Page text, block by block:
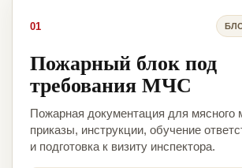
01
Пожарный блок под
требования МЧС
Пожарная документация для мясного
приказы, инструкции, обучение
и подготовка к визиту инспектора.